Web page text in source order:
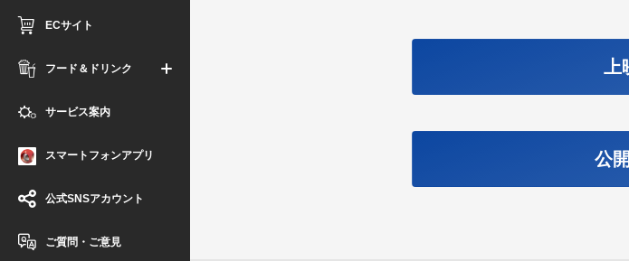
ECサイト
フード＆ドリンク
サービス案内
スマートフォンアプリ
公式SNSアカウント
ご質問・ご意見
上
公